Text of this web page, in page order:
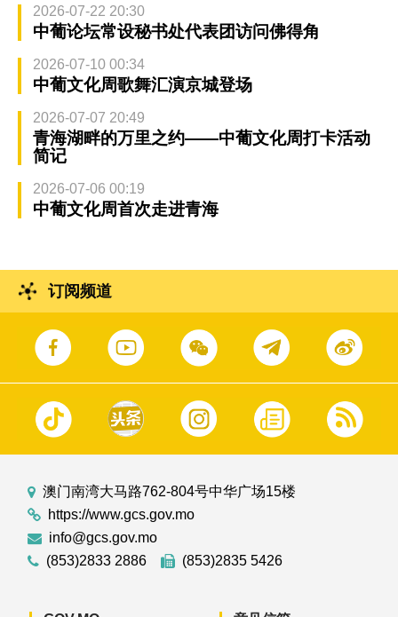
2026-07-22 20:30
中葡论坛常设秘书处代表团访问佛得角
2026-07-10 00:34
中葡文化周歌舞汇演京城登场
2026-07-07 20:49
青海湖畔的万里之约——中葡文化周打卡活动
简记
2026-07-06 00:19
中葡文化周首次走进青海
订阅频道
澳门南湾大马路762-804号中华广场15楼
https://www.gcs.gov.mo
info@gcs.gov.mo
(853)2833 2886
(853)2835 5426